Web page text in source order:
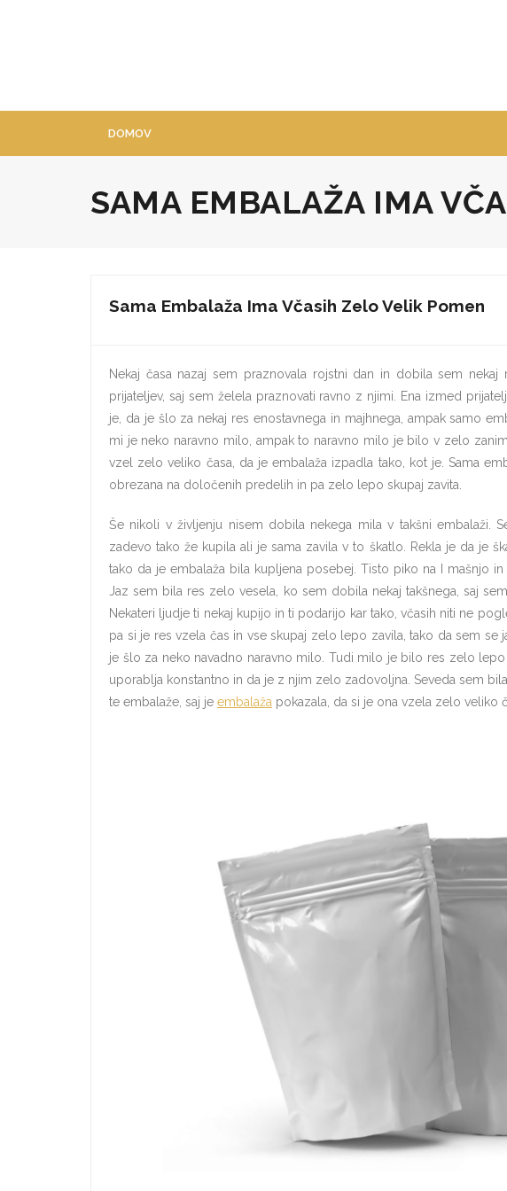
DOMOV
SAMA EMBALAŽA IMA
Sama Embalaža Ima Včasih Zelo Velik Pomen
Nekaj časa nazaj sem praznovala rojstni dan in dobila sem
prijateljev, saj sem želela praznovati ravno z njimi. Ena izmed
je, da je šlo za nekaj res enostavnega in majhnega, ampak samo
mi je neko naravno milo, ampak to naravno milo je bilo v zelo
vzel zelo veliko časa, da je embalaža izpadla tako, kot je. Sama
obrezana na določenih predelih in pa zelo lepo skupaj zavita.
Še nikoli v življenju nisem dobila nekega mila v takšni embalaži.
zadevo tako že kupila ali je sama zavila v to škatlo. Rekla je da je
tako da je embalaža bila kupljena posebej. Tisto piko na I mašnjo
Jaz sem bila res zelo vesela, ko sem dobila nekaj takšnega, saj
Nekateri ljudje ti nekaj kupijo in ti podarijo kar tako, včasih niti ne
pa si je res vzela čas in vse skupaj zelo lepo zavila, tako da sem
je šlo za neko navadno naravno milo. Tudi milo je bilo res zelo
uporablja konstantno in da je z njim zelo zadovoljna. Seveda sem
te embalaže, saj je embalaža pokazala, da si je ona vzela zelo veliko